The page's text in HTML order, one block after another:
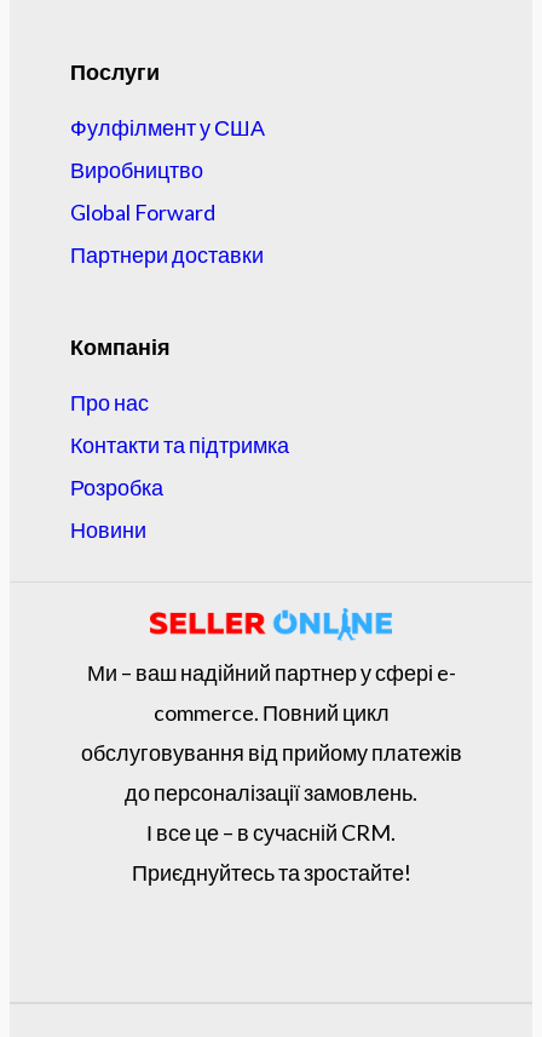
Послуги
Фулфілмент у США
Виробництво
Global Forward
Партнери доставки
Компанія
Про нас
Контакти та підтримка
Розробка
Новини
Ми – ваш надійний партнер у сфері e-
commerce. Повний цикл
обслуговування від прийому платежів
до персоналізації замовлень.
І все це – в сучасній CRM.
Приєднуйтесь та зростайте!